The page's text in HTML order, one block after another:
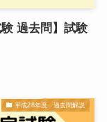
過去問】試験
平成28年度 過去問解説